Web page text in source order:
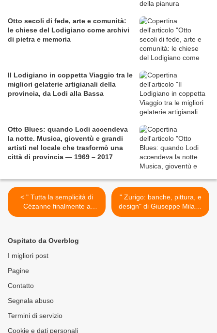
Otto secoli di fede, arte e comunità:
le chiese del Lodigiano come archivi
di pietra e memoria
Il Lodigiano in coppetta Viaggio tra le
migliori gelaterie artigianali della
provincia, da Lodi alla Bassa
Otto Blues: quando Lodi accendeva
la notte. Musica, gioventù e grandi
artisti nel locale che trasformò una
città di provincia — 1969 – 2017
< " Tutta la semplicità di
Cézanne finalmente a
Milano" di Giulia Valsecchi
" Zurigo: banche, pittura, e
design" di Giuseppe Milano
>
Ospitato da Overblog
I migliori post
Pagine
Contatto
Segnala abuso
Termini di servizio
Cookie e dati personali